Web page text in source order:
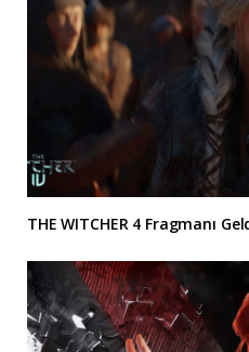
THE WITCHER 4 Fragmanı